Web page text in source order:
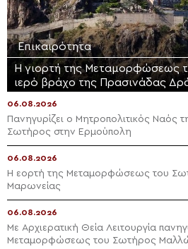
Επικαιρότητα
Η γιορτή της Μεταμορφώσεως
ιερό βράχο της Πρασινάδας
06.08.2026
Πανηγυρίζει ο Μητροπολιτικός
Σωτήρος στην Ερμούπολη
06.08.2026
Η εορτή της Μεταμορφώσεως του
Μαρωνείας
06.08.2026
Με Αρχιερατική Θεία Λειτουργία
Μεταμορφώσεως του Σωτήρος